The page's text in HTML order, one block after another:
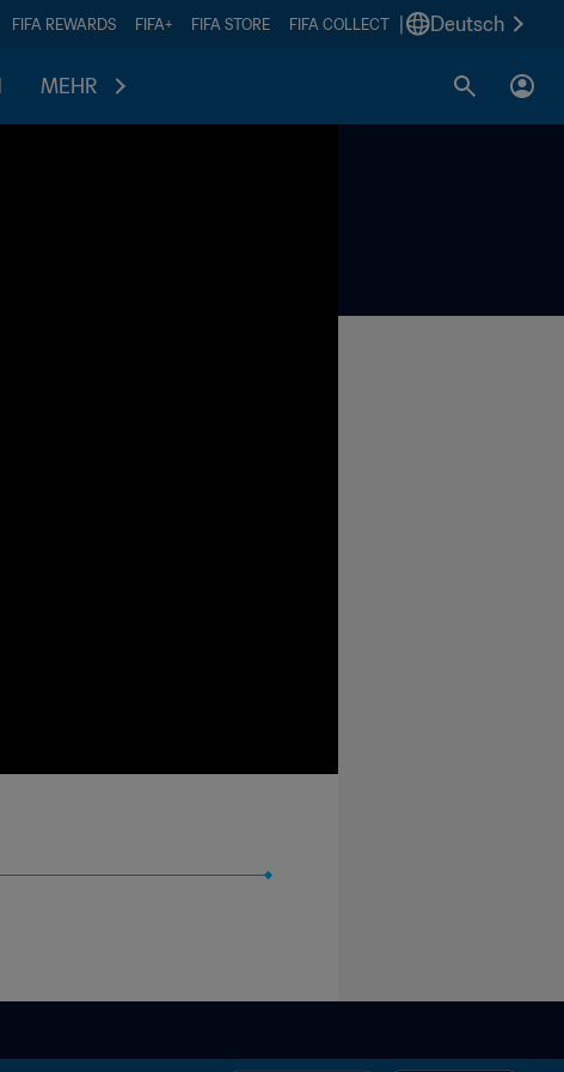
FIFA REWARDS FIFA+ FIFA STORE FIFA COLLECT Deutsch
MEHR